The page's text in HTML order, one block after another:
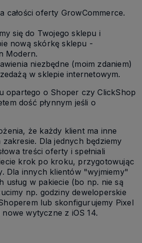
całości oferty GrowCommerce.
się do Twojego sklepu i
nową skórkę sklepu -
Modern.
niezbędne (moim zdaniem)
w sklepie internetowym.
opartego o Shoper czy ClickShop
dość płynnym jeśli o
że każdy klient ma inne
Dla jednych będziemy
treści oferty i spełniali
krok po kroku, przygotowując
Dla innych klientów "wyjmiemy"
usług w pakiecie (bo np. nie są
np. godziny deweloperskie
lub skonfigurujemy Pixel
wytyczne z iOS 14.